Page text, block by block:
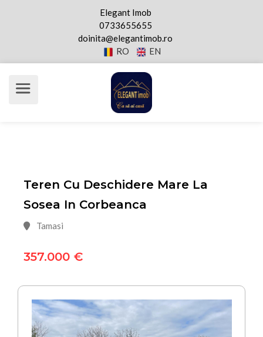
Elegant Imob
0733655655
doinita@elegantimob.ro
RO
EN
Teren Cu Deschidere Mare La
Sosea In Corbeanca
Tamasi
357.000 €